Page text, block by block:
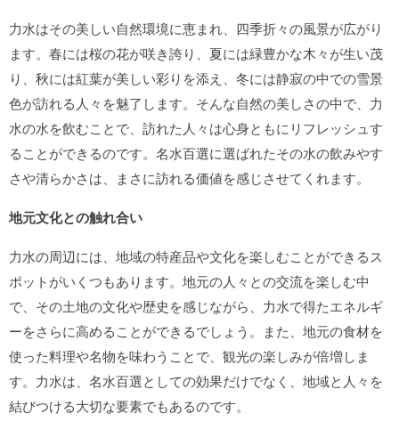
力水はその美しい自然環境に恵まれ、四季折々の風景が広がり
ます。春には桜の花が咲き誇り、夏には緑豊かな木々が生い茂
り、秋には紅葉が美しい彩りを添え、冬には静寂の中での雪景
色が訪れる人々を魅了します。そんな自然の美しさの中で、力
水の水を飲むことで、訪れた人々は心身ともにリフレッシュす
ることができるのです。名水百選に選ばれたその水の飲みやす
さや清らかさは、まさに訪れる価値を感じさせてくれます。
地元文化との触れ合い
力水の周辺には、地域の特産品や文化を楽しむことができるス
ポットがいくつもあります。地元の人々との交流を楽しむ中
で、その土地の文化や歴史を感じながら、力水で得たエネルギ
ーをさらに高めることができるでしょう。また、地元の食材を
使った料理や名物を味わうことで、観光の楽しみが倍増しま
す。力水は、名水百選としての効果だけでなく、地域と人々を
結びつける大切な要素でもあるのです。